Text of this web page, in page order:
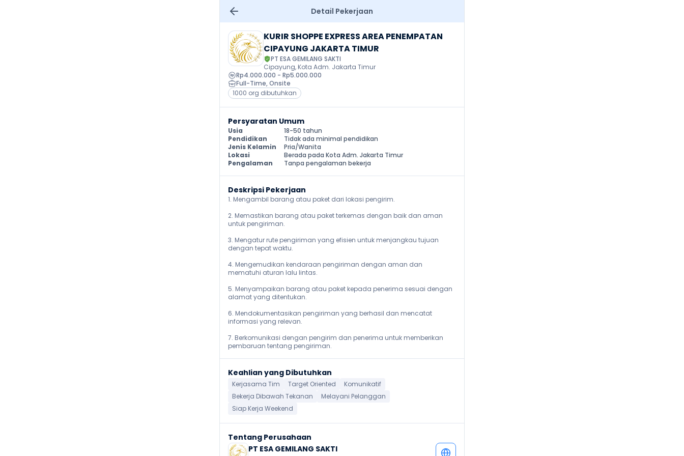
Detail Pekerjaan
KURIR SHOPPE EXPRESS AREA PENEMPATAN
CIPAYUNG JAKARTA TIMUR
PT ESA GEMILANG SAKTI
Cipayung, Kota Adm. Jakarta Timur
Rp4.000.000 - Rp5.000.000
Full-Time, Onsite
1000 org dibutuhkan
Persyaratan Umum
Usia
18-50 tahun
Pendidikan
Tidak ada minimal pendidikan
Jenis Kelamin
Pria/Wanita
Lokasi
Berada pada Kota Adm. Jakarta Timur
Pengalaman
Tanpa pengalaman bekerja
Deskripsi Pekerjaan
1. Mengambil barang atau paket dari lokasi pengirim.
2. Memastikan barang atau paket terkemas dengan baik dan aman
untuk pengiriman.
3. Mengatur rute pengiriman yang efisien untuk menjangkau tujuan
dengan tepat waktu.
4. Mengemudikan kendaraan pengiriman dengan aman dan
mematuhi aturan lalu lintas.
5. Menyampaikan barang atau paket kepada penerima sesuai dengan
alamat yang ditentukan.
6. Mendokumentasikan pengiriman yang berhasil dan mencatat
informasi yang relevan.
7. Berkomunikasi dengan pengirim dan penerima untuk memberikan
pembaruan tentang pengiriman.
Keahlian yang Dibutuhkan
Kerjasama Tim Target Oriented
Komunikatif
Bekerja Dibawah Tekanan
Melayani Pelanggan
Siap Kerja Weekend
Tentang Perusahaan
PT ESA GEMILANG SAKTI